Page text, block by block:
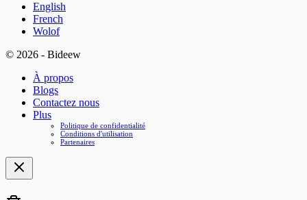
English
French
Wolof
© 2026 - Bideew
À propos
Blogs
Contactez nous
Plus
Politique de confidentialité
Conditions d'utilisation
Partenaires